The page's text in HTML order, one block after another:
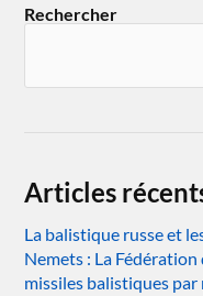
Rechercher
Articles
La balistique russe et
Nemets : La
missiles balistiques par